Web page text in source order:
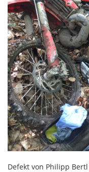
Defekt von Philipp Bertl